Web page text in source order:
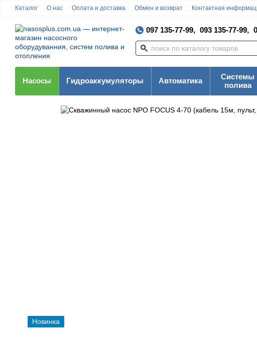
Каталог О нас Оплата и доставка Обмен и возврат Контактная
097 135-77-99, 093 135-77-99,
Насосы Гидроаккумуляторы Автоматика
Системы
полива
Новинка